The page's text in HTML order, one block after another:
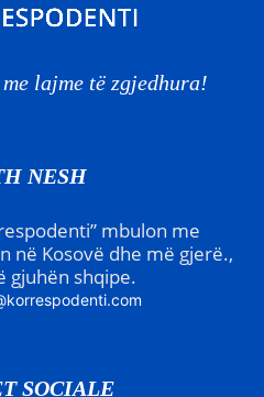
lajme të zgjedhura!
NESH
mbulon me
në Kosovë dhe më gjerë.,
gjuhën shqipe.
SOCIALE